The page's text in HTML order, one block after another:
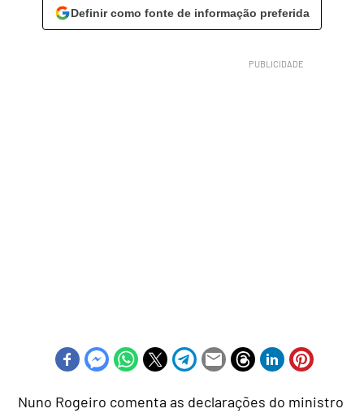
Definir como fonte de informação preferida
Nuno Rogeiro comenta as declarações do ministro